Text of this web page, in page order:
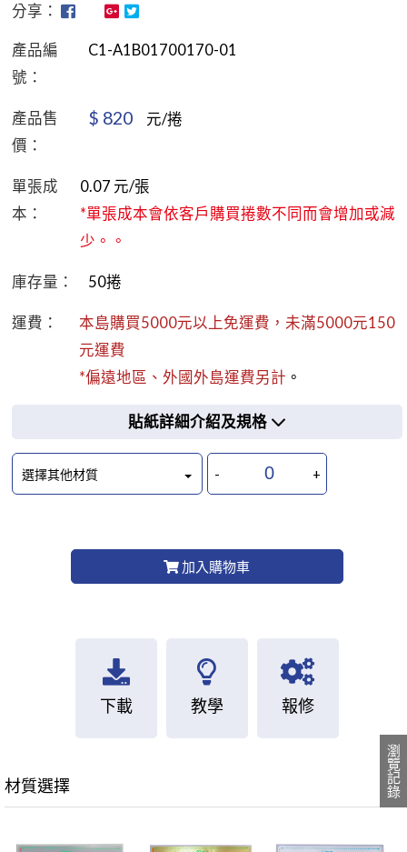
分享：
產品編
號：
C1-A1B01700170-01
產品售
價：
$ 820 元/捲
單張成
本：
0.07 元/張
*單張成本會依客戶購買捲數不同而會增加或減
少。。
庫存量： 50捲
運費：
本島購買5000元以上免運費，未滿5000元150
元運費
*偏遠地區、外國外島運費另計 。
貼紙詳細介紹及規格
選擇其他材質 - +
加入購物車
下載 教學 報修
材質選擇 瀏覽記錄